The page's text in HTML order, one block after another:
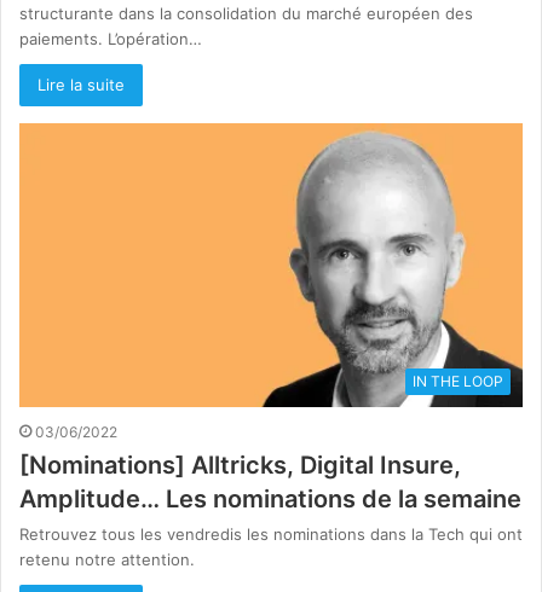
structurante dans la consolidation du marché européen des
paiements. L’opération…
Lire la suite
IN THE LOOP
03/06/2022
[Nominations] Alltricks, Digital Insure,
Amplitude… Les nominations de la semaine
Retrouvez tous les vendredis les nominations dans la Tech qui ont
retenu notre attention.